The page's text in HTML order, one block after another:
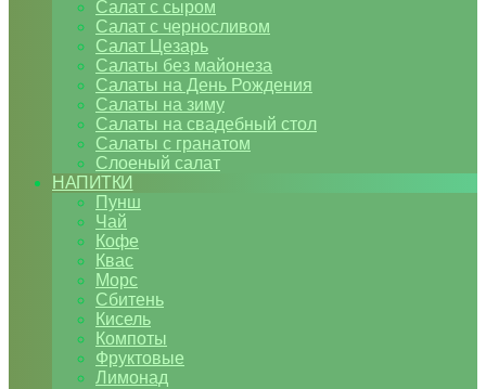
Салат с сыром
Салат с черносливом
Салат Цезарь
Салаты без майонеза
Салаты на День Рождения
Салаты на зиму
Салаты на свадебный стол
Салаты с гранатом
Слоеный салат
НАПИТКИ
Пунш
Чай
Кофе
Квас
Морс
Сбитень
Кисель
Компоты
Фруктовые
Лимонад